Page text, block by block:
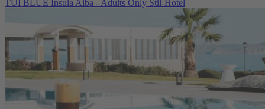
TUI BLUE Insula Alba - Adults Only Stil-Hotel